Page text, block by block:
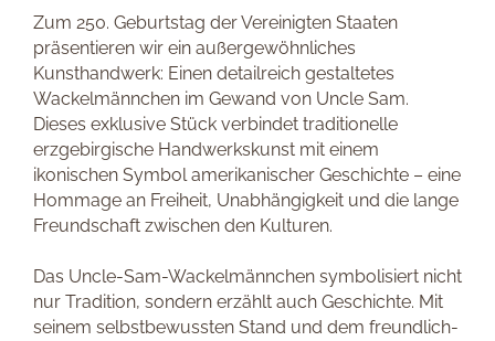
Zum 250. Geburtstag der Vereinigten Staaten
präsentieren wir ein außergewöhnliches
Kunsthandwerk: Einen detailreich gestaltetes
Wackelmännchen im Gewand von Uncle Sam.
Dieses exklusive Stück verbindet traditionelle
erzgebirgische Handwerkskunst mit einem
ikonischen Symbol amerikanischer Geschichte – eine
Hommage an Freiheit, Unabhängigkeit und die lange
Freundschaft zwischen den Kulturen.
Das Uncle-Sam-Wackelmännchen symbolisiert nicht
nur Tradition, sondern erzählt auch Geschichte. Mit
seinem selbstbewussten Stand und dem freundlich-